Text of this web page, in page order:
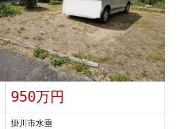
950万円
掛川市水垂